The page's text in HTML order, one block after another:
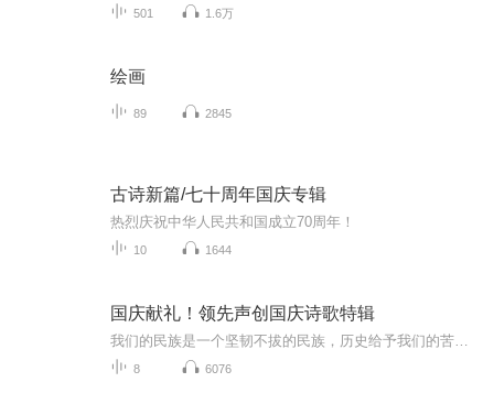
501 1.6万
绘画
89 2845
古诗新篇/七十周年国庆专辑
热烈庆祝中华人民共和国成立70周年！
10 1644
国庆献礼！领先声创国庆诗歌特辑
8 6076